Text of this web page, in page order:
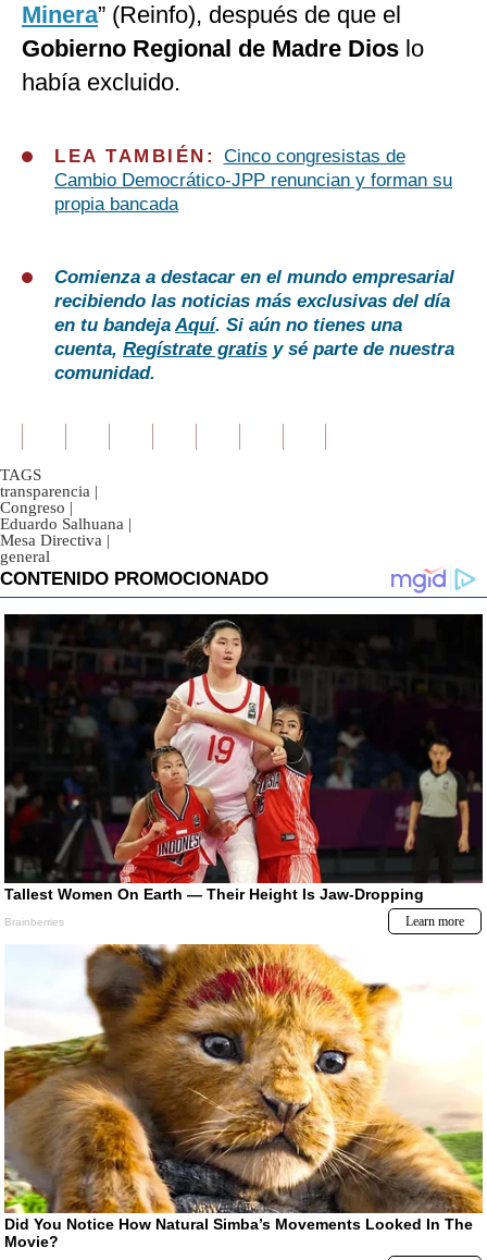
Minera” (Reinfo), después de que el
Gobierno Regional de Madre Dios lo
había excluido.
LEA TAMBIÉN: Cinco congresistas de
Cambio Democrático-JPP renuncian y forman su
propia bancada
Comienza a destacar en el mundo empresarial
recibiendo las noticias más exclusivas del día
en tu bandejaAquí. Si aún no tienes una
cuenta, Regístrate gratis y sé parte de nuestra
comunidad.
TAGS
transparencia |
Congreso |
Eduardo Salhuana |
Mesa Directiva |
general